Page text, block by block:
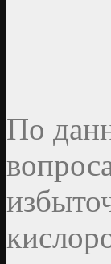
По